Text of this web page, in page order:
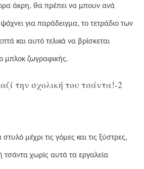
άκρη, θα πρέπει να μπουν ανά
για παράδειγμα, το τετράδιο των
και αυτό τελικά να βρίσκεται
μπλοκ ζωγραφικής.
μέχρι τις γόμες και τις ξύστρες,
τσάντα χωρίς αυτά τα εργαλεία